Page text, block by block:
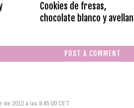
Cookies de fresas,
chocolate blanco y
POST A COMMENT
de 2012 a las 8:45:00 CET